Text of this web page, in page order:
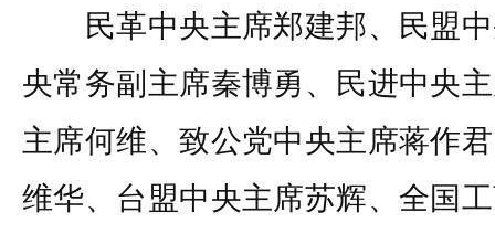
民革中央主席郑建邦、民盟中
央常务副主席秦博勇、民进中央
主席何维、致公党中央主席蒋作
维华、台盟中央主席苏辉、全国